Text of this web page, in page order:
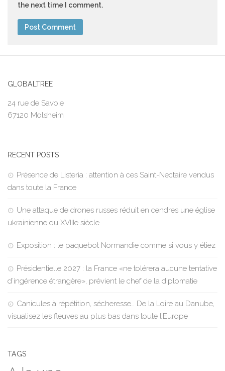
the next time I comment.
GLOBALTREE
24 rue de Savoie
67120 Molsheim
RECENT POSTS
Présence de Listeria : attention à ces Saint-Nectaire vendus
dans toute la France
Une attaque de drones russes réduit en cendres une église
ukrainienne du XVIIIe siècle
Exposition : le paquebot Normandie comme si vous y étiez
Présidentielle 2027 : la France «ne tolérera aucune tentative
d’ingérence étrangère», prévient le chef de la diplomatie
Canicules à répétition, sécheresse… De la Loire au Danube,
visualisez les fleuves au plus bas dans toute l’Europe
TAGS